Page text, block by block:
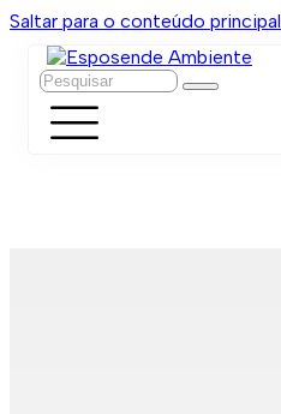
Saltar para o conteúdo principal
Pesquisar